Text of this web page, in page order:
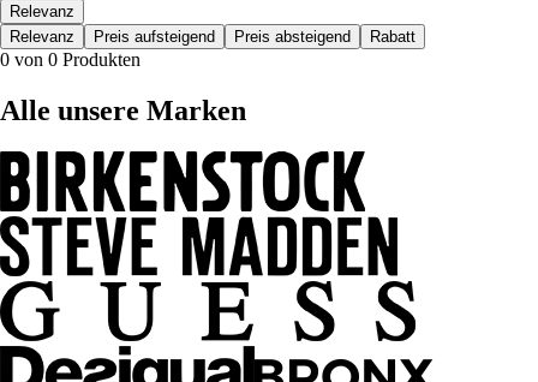
Relevanz
Relevanz
Preis aufsteigend Preis absteigend Rabatt
0 von 0 Produkten
Alle unsere Marken